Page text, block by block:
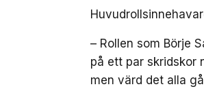
– Rollen som Börje
på ett par skridskor
men värd det alla